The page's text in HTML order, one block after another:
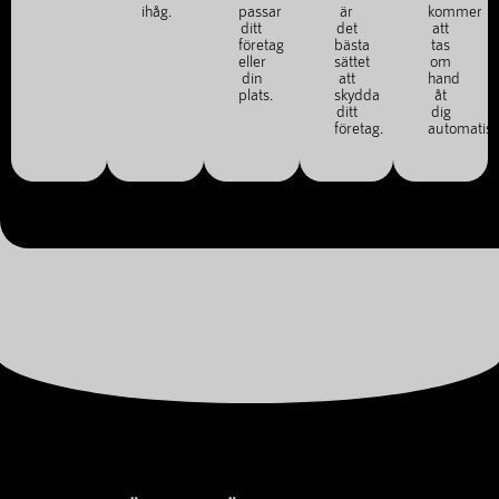
ihåg.
passar
ditt
företag
eller
din
plats.
är
det
bästa
sättet
att
skydda
ditt
företag.
kommer
att
tas
om
hand
åt
dig